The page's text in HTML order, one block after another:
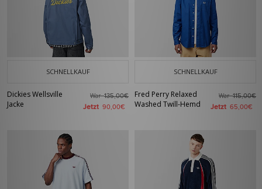
SCHNELLKAUF
Dickies Wellsville
Jacke
War135,00€
Jetzt 90,00€
SCHNELLKAUF
Fred Perry Relaxed
Washed Twill-Hemd
War115,00€
Jetzt 65,00€